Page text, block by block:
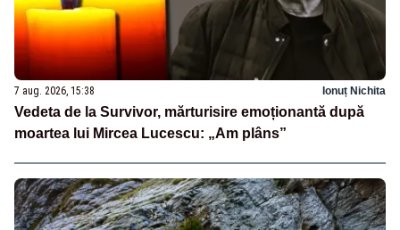
7 aug. 2026, 15:38 Ionuț Nichita
Vedeta de la Survivor, mărturisire emoționantă după
moartea lui Mircea Lucescu: „Am plâns”